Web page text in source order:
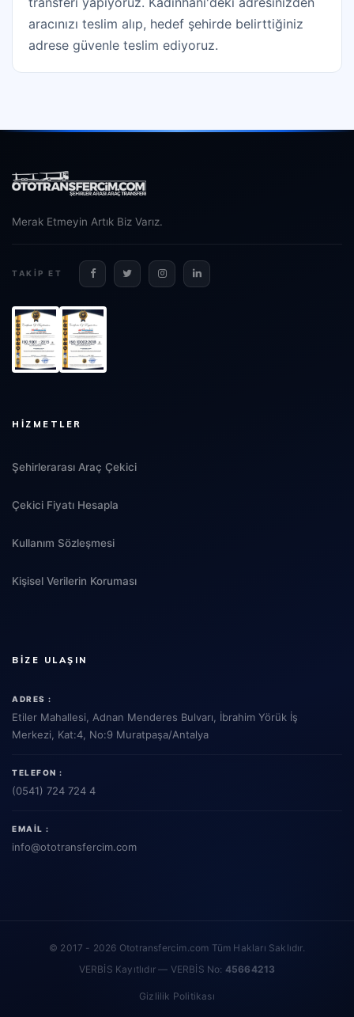
aracınızı teslim alıp, hedef şehirde belirttiğiniz
adrese güvenle teslim ediyoruz.
Merak Etmeyin Artık Biz Varız.
TAKIP ET
HIZMETLER
Şehirlerarası Araç Çekici
Çekici Fiyatı Hesapla
Kullanım Sözleşmesi
Kişisel Verilerin Koruması
BIZE ULAŞIN
ADRES :
Etiler Mahallesi, Adnan Menderes Bulvarı, İbrahim Yörük İş
Merkezi, Kat:4, No:9 Muratpaşa/Antalya
TELEFON :
(0541) 724 724 4
EMAIL :
info@ototransfercim.com
© 2017 - 2026 Ototransfercim.com Tüm Hakları Saklıdır.
VERBİS Kayıtlıdır — VERBİS No: 45664213
Gizlilik Politikası